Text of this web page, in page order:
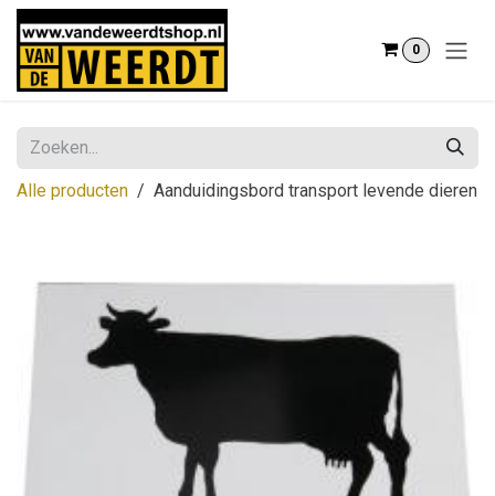
Overslaan naar inhoud
0
Alle producten Aanduidingsbord transport levende dieren